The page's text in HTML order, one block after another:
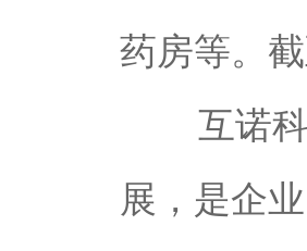
药房等。
互诺科
展，是企